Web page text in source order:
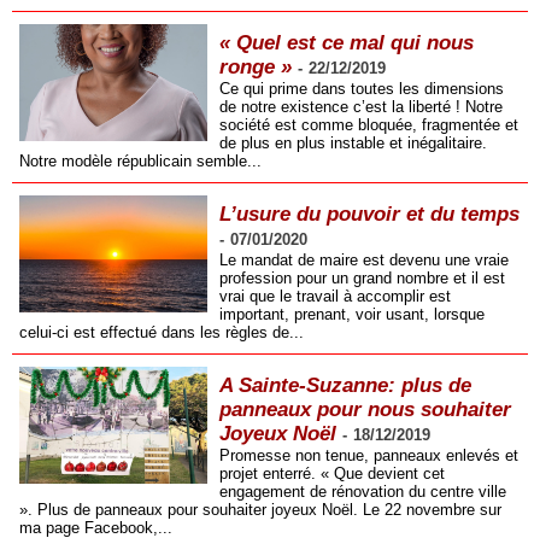
« Quel est ce mal qui nous
ronge » - 22/12/2019
Ce qui prime dans toutes les dimensions
de notre existence c’est la liberté ! Notre
société est comme bloquée, fragmentée et
de plus en plus instable et inégalitaire.
Notre modèle républicain semble...
L’usure du pouvoir et du temps
- 07/01/2020
Le mandat de maire est devenu une vraie
profession pour un grand nombre et il est
vrai que le travail à accomplir est
important, prenant, voir usant, lorsque
celui-ci est effectué dans les règles de...
A Sainte-Suzanne: plus de
panneaux pour nous souhaiter
Joyeux Noël - 18/12/2019
Promesse non tenue, panneaux enlevés et
projet enterré. « Que devient cet
engagement de rénovation du centre ville
». Plus de panneaux pour souhaiter joyeux Noël. Le 22 novembre sur
ma page Facebook,...